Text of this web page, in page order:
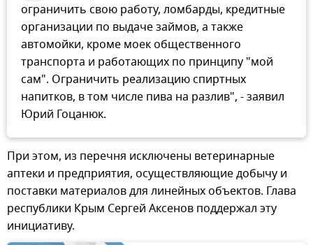
ограничить свою работу, ломбарды, кредитные
организации по выдаче займов, а также
автомойки, кроме моек общественного
транспорта и работающих по принципу "мой
сам". Ограничить реализацию спиртных
напитков, в том числе пива на разлив", - заявил
Юрий Гоцанюк.
При этом, из перечня исключены ветеринарные
аптеки и предприятия, осуществляющие добычу и
поставки материалов для линейных объектов. Глава
республики Крым Сергей Аксенов поддержал эту
инициативу.